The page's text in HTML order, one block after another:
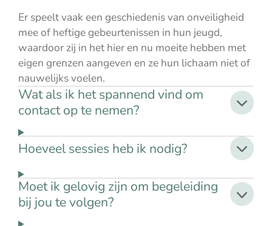
Er speelt vaak een geschiedenis van onveiligheid
mee of heftige gebeurtenissen in hun jeugd,
waardoor zij in het hier en nu moeite hebben met
eigen grenzen aangeven en ze hun lichaam niet of
nauwelijks voelen.
Wat als ik het spannend vind om
contact op te nemen?
Hoeveel sessies heb ik nodig?
Moet ik gelovig zijn om begeleiding
bij jou te volgen?